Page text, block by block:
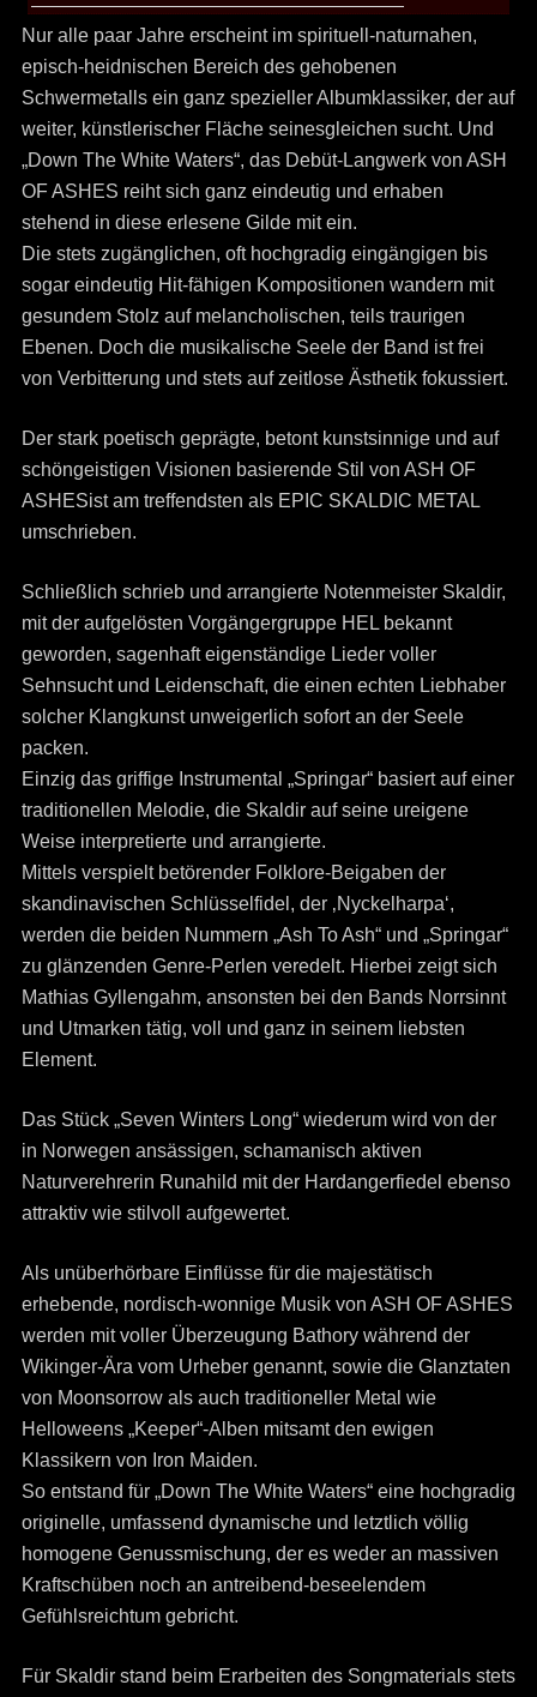
Nur alle paar Jahre erscheint im spirituell-naturnahen,
episch-heidnischen Bereich des gehobenen
Schwermetalls ein ganz spezieller Albumklassiker, der auf
weiter, künstlerischer Fläche seinesgleichen sucht. Und
„Down The White Waters“, das Debüt-Langwerk von ASH
OF ASHES reiht sich ganz eindeutig und erhaben
stehend in diese erlesene Gilde mit ein.
Die stets zugänglichen, oft hochgradig eingängigen bis
sogar eindeutig Hit-fähigen Kompositionen wandern mit
gesundem Stolz auf melancholischen, teils traurigen
Ebenen. Doch die musikalische Seele der Band ist frei
von Verbitterung und stets auf zeitlose Ästhetik fokussiert.
Der stark poetisch geprägte, betont kunstsinnige und auf
schöngeistigen Visionen basierende Stil von ASH OF
ASHESist am treffendsten als EPIC SKALDIC METAL
umschrieben.
Schließlich schrieb und arrangierte Notenmeister Skaldir,
mit der aufgelösten Vorgängergruppe HEL bekannt
geworden, sagenhaft eigenständige Lieder voller
Sehnsucht und Leidenschaft, die einen echten Liebhaber
solcher Klangkunst unweigerlich sofort an der Seele
packen.
Einzig das griffige Instrumental „Springar“ basiert auf einer
traditionellen Melodie, die Skaldir auf seine ureigene
Weise interpretierte und arrangierte.
Mittels verspielt betörender Folklore-Beigaben der
skandinavischen Schlüsselfidel, der ‚Nyckelharpa‘,
werden die beiden Nummern „Ash To Ash“ und „Springar“
zu glänzenden Genre-Perlen veredelt. Hierbei zeigt sich
Mathias Gyllengahm, ansonsten bei den Bands Norrsinnt
und Utmarken tätig, voll und ganz in seinem liebsten
Element.
Das Stück „Seven Winters Long“ wiederum wird von der
in Norwegen ansässigen, schamanisch aktiven
Naturverehrerin Runahild mit der Hardangerfiedel ebenso
attraktiv wie stilvoll aufgewertet.
Als unüberhörbare Einflüsse für die majestätisch
erhebende, nordisch-wonnige Musik von ASH OF ASHES
werden mit voller Überzeugung Bathory während der
Wikinger-Ära vom Urheber genannt, sowie die Glanztaten
von Moonsorrow als auch traditioneller Metal wie
Helloweens „Keeper“-Alben mitsamt den ewigen
Klassikern von Iron Maiden.
So entstand für „Down The White Waters“ eine hochgradig
originelle, umfassend dynamische und letztlich völlig
homogene Genussmischung, der es weder an massiven
Kraftschüben noch an antreibend-beseelendem
Gefühlsreichtum gebricht.
Für Skaldir stand beim Erarbeiten des Songmaterials stets